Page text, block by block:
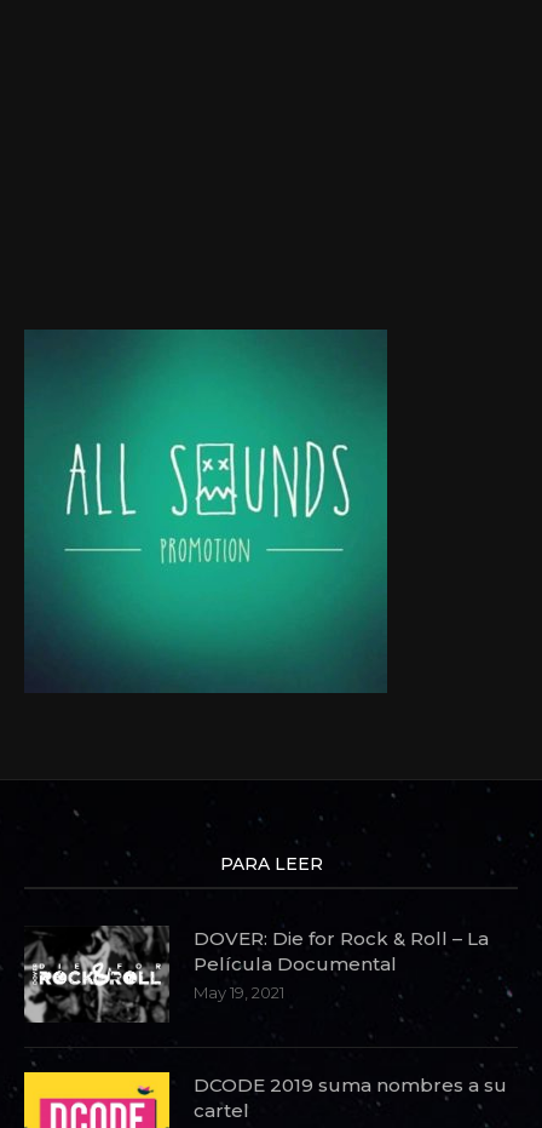
PARA LEER
DOVER: Die for Rock & Roll – La
Película Documental
May 19, 2021
DCODE 2019 suma nombres a su
cartel